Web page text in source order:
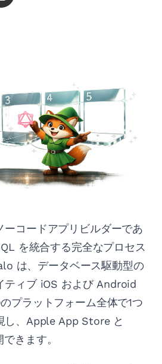
ーコードアプリビルダーであ
を統合する完全なプロセス
は、データベース駆動型の
ティブ iOS および Android
プラットフォーム全体で1つ
し、Apple App Store と
きます。